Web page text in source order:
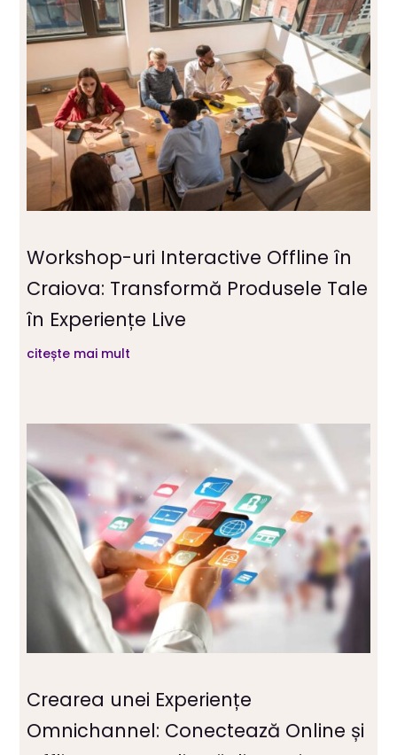
Workshop-uri Interactive Offline în
Craiova: Transformă Produsele Tale
în Experiențe Live
citește mai mult
Crearea unei Experiențe
Omnichannel: Conectează Online și